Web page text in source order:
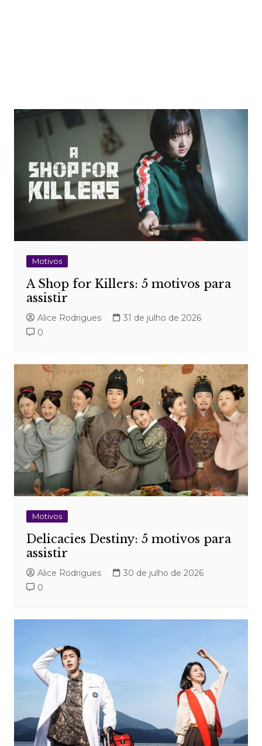
Motivos
A Shop for Killers: 5 motivos para
assistir
Alice Rodrigues
31 de julho de 2026
0
Motivos
Delicacies Destiny: 5 motivos para
assistir
Alice Rodrigues
30 de julho de 2026
0